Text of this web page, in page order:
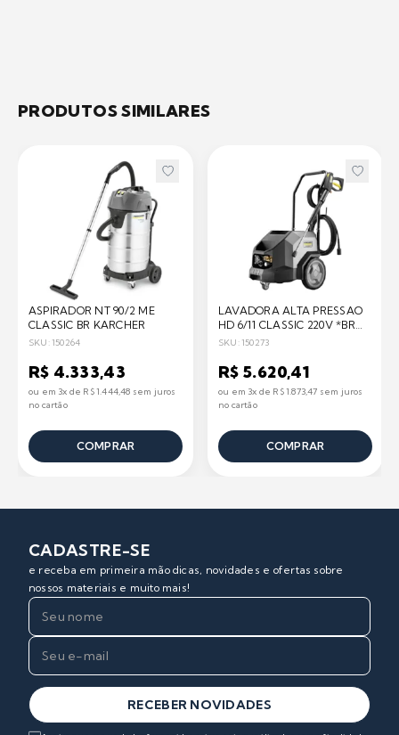
PRODUTOS SIMILARES
ASPIRADOR NT 90/2 ME
CLASSIC BR KARCHER
SKU: 150264
R$ 4.333,43
ou em 3x de R$ 1.444,48 sem juros
no cartão
COMPRAR
LAVADORA ALTA PRESSAO
HD 6/11 CLASSIC 220V *BR
KARCHER
SKU: 150273
R$ 5.620,41
ou em 3x de R$ 1.873,47 sem juros
no cartão
COMPRAR
CADASTRE-SE
e receba em primeira mão dicas, novidades e ofertas sobre
nossos materiais e muito mais!
RECEBER NOVIDADES